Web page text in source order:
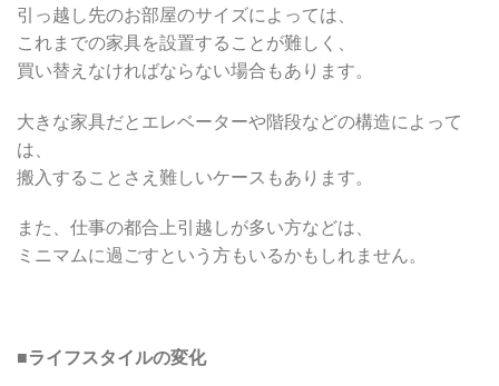
引っ越し先のお部屋のサイズによっては、
これまでの家具を設置することが難しく、
買い替えなければならない場合もあります。
大きな家具だとエレベーターや階段などの構造によって
は、
搬入することさえ難しいケースもあります。
また、仕事の都合上引越しが多い方などは、
ミニマムに過ごすという方もいるかもしれません。
■ライフスタイルの変化